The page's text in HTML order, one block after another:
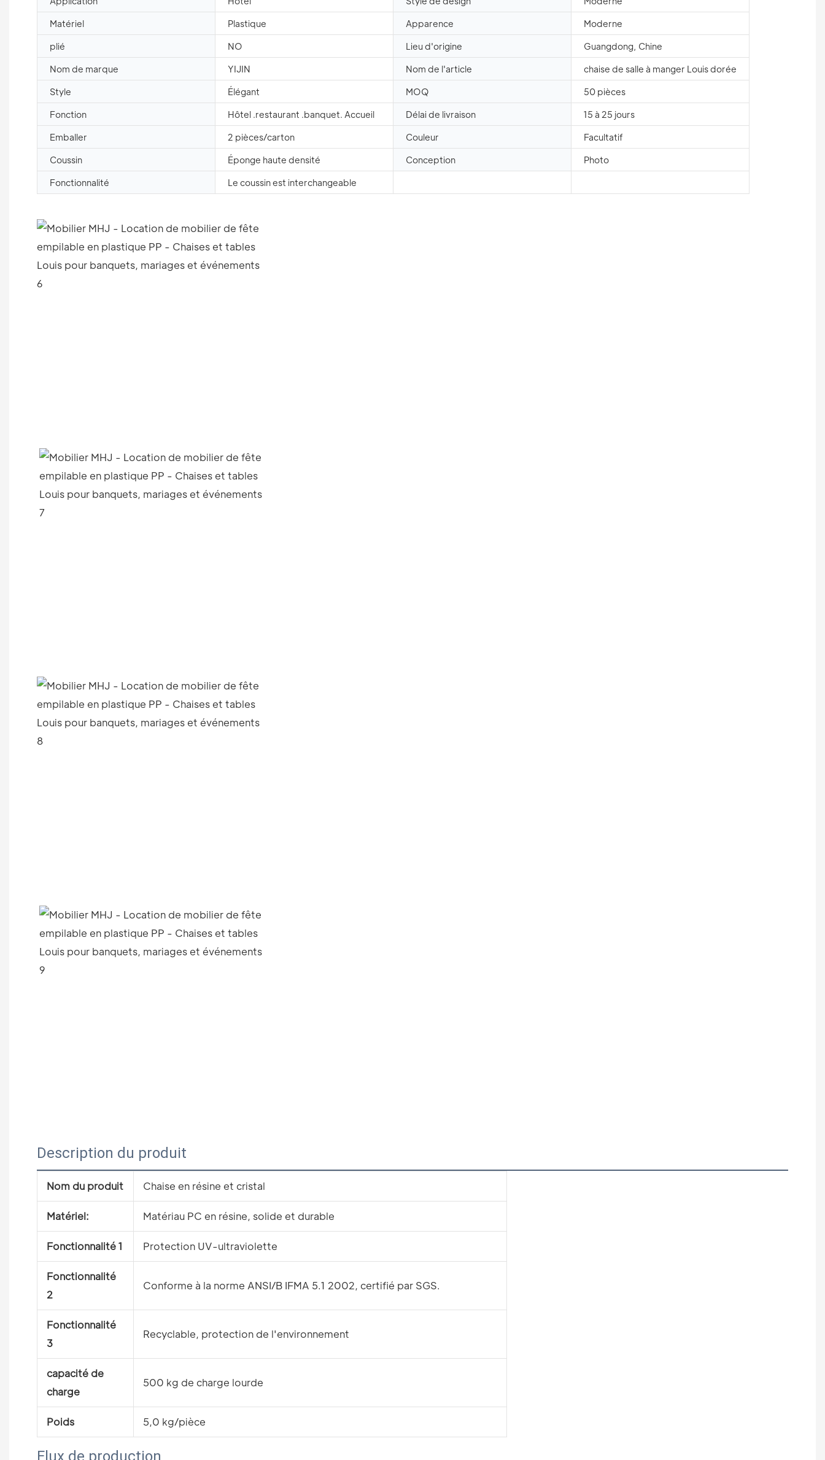
Matériel Plastique Apparence Moderne
plié NO Lieu d'origine Guangdong, Chine
Nom de marque YIJIN Nom de l'article chaise de salle à manger Louis dorée
Style Élégant MOQ 50 pièces
Fonction Hôtel .restaurant .banquet. Accueil Délai de livraison 15 à 25 jours
Emballer 2 pièces/carton Couleur Facultatif
Coussin Éponge haute densité Conception Photo
Fonctionnalité Le coussin est interchangeable
Description du produit
Nom du produit Chaise en résine et cristal
Matériel: Matériau PC en résine, solide et durable
Fonctionnalité 1 Protection UV-ultraviolette
Fonctionnalité
2
Conforme à la norme ANSI/B IFMA 5.1 2002, certifié par SGS.
Fonctionnalité
3
Recyclable, protection de l'environnement
capacité de
charge
500 kg de charge lourde
Poids 5,0 kg/pièce
Flux de production